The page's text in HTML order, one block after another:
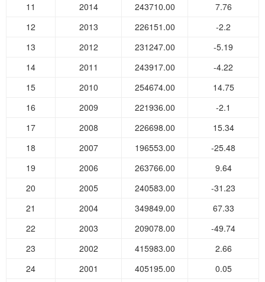
11
2014 243710.00
7.76
12
2013 226151.00
-2.2
13
2012 231247.00
-5.19
14
2011 243917.00
-4.22
15
2010 254674.00
14.75
16
2009 221936.00
-2.1
17
2008 226698.00
15.34
18
2007 196553.00
-25.48
19
2006 263766.00
9.64
20
2005 240583.00
-31.23
21
2004 349849.00
67.33
22
2003 209078.00
-49.74
23
2002 415983.00
2.66
24
2001 405195.00
0.05